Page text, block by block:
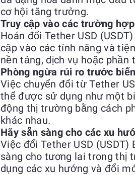
cơ hội tăng trưởng.
Truy cập vào các trường
Hoán đổi Tether USD
cập vào các tính năng và
nền tảng, dịch vụ hoặc phần
Phòng ngừa rủi ro trước
Việc chuyển đổi từ Tether
thể được sử dụng như một
động thị trường bằng cách
khác nhau.
Hãy sẵn sàng cho các xu
Việc đổi Tether USD (USDT)
sàng cho tương lai trong thị
dụng các xu hướng và đổi